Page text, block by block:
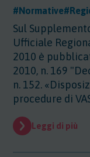
#Normative
Sul
Ufficiale
2010 è
2010, n. 169
n. 152.
procedure di
Leggi di più